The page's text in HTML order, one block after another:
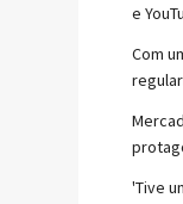
e
Com
'Tive